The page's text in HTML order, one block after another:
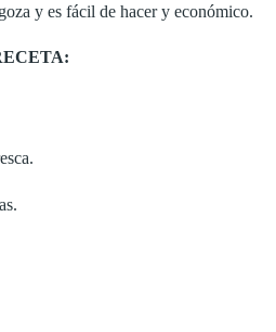
y es fácil de hacer y económico.